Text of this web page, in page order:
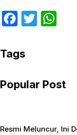
F
c
e
b
k
T
A
Tags
Popular Post
Resmi Meluncur, Ini